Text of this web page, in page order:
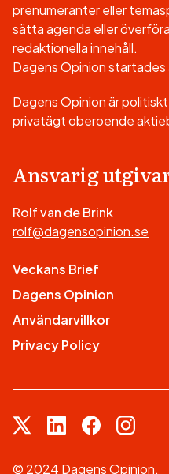
prenumeranter eller
sätta agenda eller
redaktionella innehåll.
Dagens Opinion startades
Dagens Opinion är
privatägt oberoende
Ansvarig
Rolf van de Brink
rolf@dagensopinion.se
Veckans Brief
Dagens Opinion
Användarvillkor
Privacy Policy
© 2024 Dagens Opinion.